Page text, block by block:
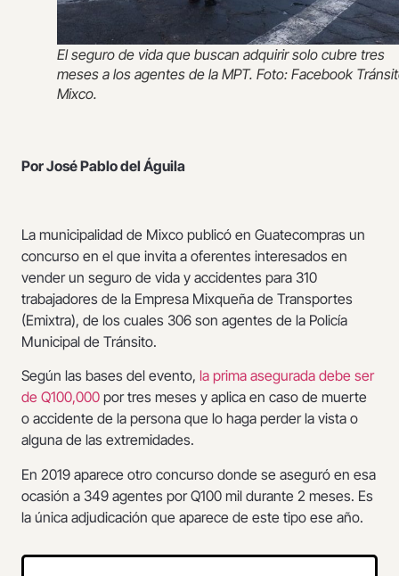
El seguro de vida que buscan adquirir solo cubre tres
meses a los agentes de la MPT. Foto: Facebook
Mixco.
Por José Pablo del Águila
La municipalidad de Mixco publicó en Guatecompras un
concurso en el que invita a oferentes interesados en
vender un seguro de vida y accidentes para 310
trabajadores de la Empresa Mixqueña de Transportes
(Emixtra), de los cuales 306 son agentes de la Policía
Municipal de Tránsito.
Según las bases del evento, la prima asegurada debe ser
de Q100,000 por tres meses y aplica en caso de muerte
o accidente de la persona que lo haga perder la vista o
alguna de las extremidades.
En 2019 aparece otro concurso donde se aseguró en esa
ocasión a 349 agentes por Q100 mil durante 2 meses. Es
la única adjudicación que aparece de este tipo ese año.